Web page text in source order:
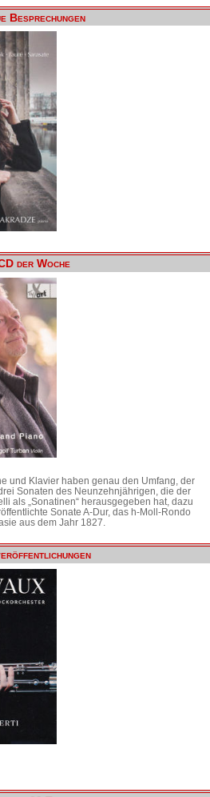
Besprechungen
der Woche
und Klavier haben genau den Umfang, der
Sonaten des Neunzehnjährigen, die der
als „Sonatinen“ herausgegeben hat, dazu
Sonate A-Dur, das h-Moll-Rondo
aus dem Jahr 1827.